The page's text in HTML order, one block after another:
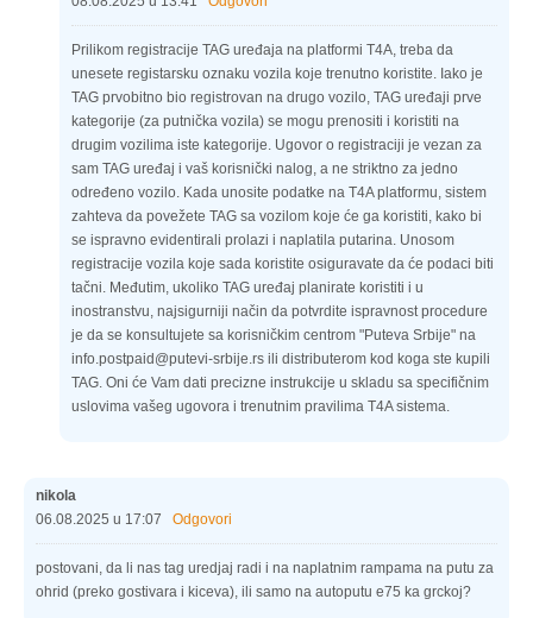
Prilikom registracije TAG uređaja na platformi T4A, treba da
unesete registarsku oznaku vozila koje trenutno koristite. Iako je
TAG prvobitno bio registrovan na drugo vozilo, TAG uređaji prve
kategorije (za putnička vozila) se mogu prenositi i koristiti na
drugim vozilima iste kategorije. Ugovor o registraciji je vezan za
sam TAG uređaj i vaš korisnički nalog, a ne striktno za jedno
određeno vozilo. Kada unosite podatke na T4A platformu, sistem
zahteva da povežete TAG sa vozilom koje će ga koristiti, kako bi
se ispravno evidentirali prolazi i naplatila putarina. Unosom
registracije vozila koje sada koristite osiguravate da će podaci biti
tačni. Međutim, ukoliko TAG uređaj planirate koristiti i u
inostranstvu, najsigurniji način da potvrdite ispravnost procedure
je da se konsultujete sa korisničkim centrom "Puteva Srbije" na
info.postpaid@putevi-srbije.rs ili distributerom kod koga ste kupili
TAG. Oni će Vam dati precizne instrukcije u skladu sa specifičnim
uslovima vašeg ugovora i trenutnim pravilima T4A sistema.
nikola
06.08.2025 u 17:07 Odgovori
postovani, da li nas tag uredjaj radi i na naplatnim rampama na putu za
ohrid (preko gostivara i kiceva), ili samo na autoputu e75 ka grckoj?